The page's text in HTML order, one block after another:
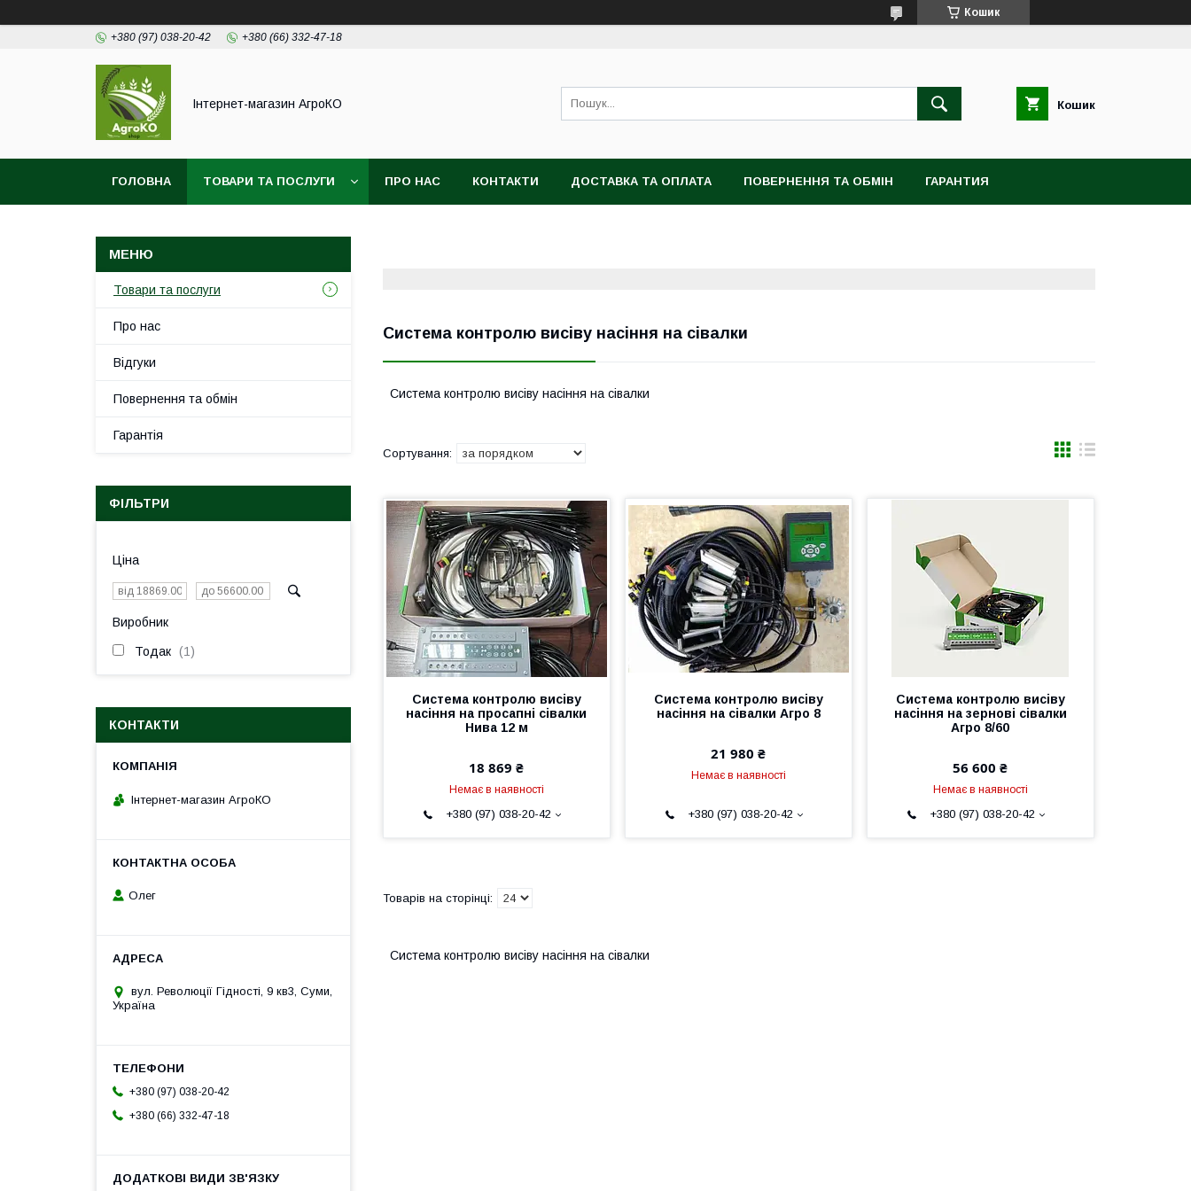
Кошик
+380 (97) 038-20-42 +380 (66) 332-47-18
Інтернет-магазин АгроКО Кошик
ГОЛОВНА ТОВАРИ ТА ПОСЛУГИ ПРО НАС КОНТАКТИ ДОСТАВКА ТА ОПЛАТА ПОВЕРНЕННЯ ТА ОБМІН ГАРАНТИЯ
Система контролю висіву насіння на сівалки
Система контролю висіву насіння на сівалки
Система контролю висіву
насіння на просапні сівалки
Нива 12 м
18 869 ₴
Немає в наявності
+380 (97) 038-20-42
Система контролю висіву
насіння на сівалки Агро 8
21 980 ₴
Немає в наявності
+380 (97) 038-20-42
Система контролю висіву
насіння на зернові сівалки
Агро 8/60
56 600 ₴
Немає в наявності
+380 (97) 038-20-42
Система контролю висіву насіння на сівалки
Товари та послуги
Про нас
Відгуки
Повернення та обмін
Гарантія
ФІЛЬТРИ
Ціна
Виробник
Тодак 1
КОНТАКТИ
Інтернет-магазин АгроКО
Олег
вул. Революції Гідності, 9 кв3, Суми,
Україна
+380 (97) 038-20-42
+380 (66) 332-47-18